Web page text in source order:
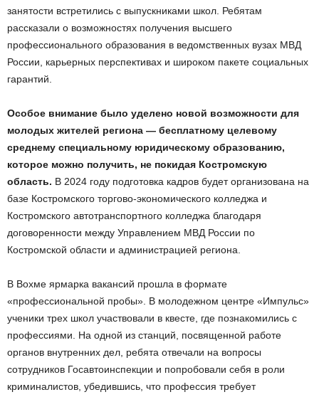
занятости встретились с выпускниками школ. Ребятам
рассказали о возможностях получения высшего
профессионального образования в ведомственных вузах МВД
России, карьерных перспективах и широком пакете социальных
гарантий.
Особое внимание было уделено новой возможности для
молодых жителей региона — бесплатному целевому
среднему специальному юридическому образованию,
которое можно получить, не покидая Костромскую
область. В 2024 году подготовка кадров будет организована на
базе Костромского торгово-экономического колледжа и
Костромского автотранспортного колледжа благодаря
договоренности между Управлением МВД России по
Костромской области и администрацией региона.
В Вохме ярмарка вакансий прошла в формате
«профессиональной пробы». В молодежном центре «Импульс»
ученики трех школ участвовали в квесте, где познакомились с
профессиями. На одной из станций, посвященной работе
органов внутренних дел, ребята отвечали на вопросы
сотрудников Госавтоинспекции и попробовали себя в роли
криминалистов, убедившись, что профессия требует